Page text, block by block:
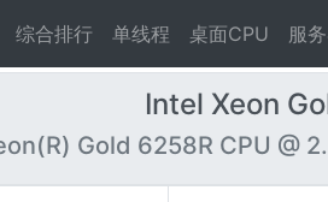
综合排行 单线程 桌面CPU 服
Intel Xeon
Gold 6258R CPU @